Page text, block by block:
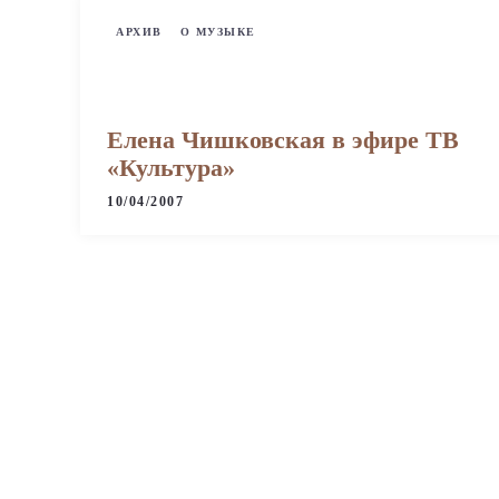
АРХИВ О МУЗЫКЕ
Елена Чишковская в эфире ТВ
«Культура»
10/04/2007